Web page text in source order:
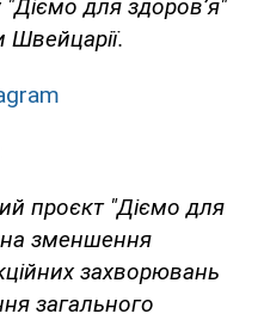
для здоров’я"
Швейцарії.
проєкт "Діємо для
зменшення
захворювань
загального